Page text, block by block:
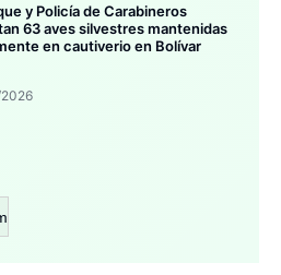
y Policía de Carabineros
63 aves silvestres mantenidas
en cautiverio en Bolívar